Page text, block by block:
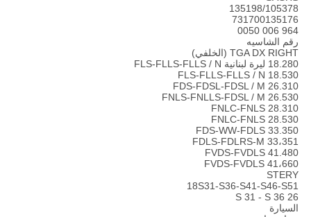
135198/105378
731700135176
964 006 0050
رقم الشاسيه
TGA DX RIGHT (الخلفي)
18.280 ليرة لبنانية FLS-FLLS-FLLS / N
18.530 FLS-FLLS-FLLS / N
26.310 FDS-FDSL-FDSL / M
26.530 FNLS-FNLLS-FDSL / M
28.310 FNLC-FNLS
28.530 FNLC-FNLS
33.350 FDS-WW-FDLS
33،351 FDLS-FDLRS-M
41.480 FVDS-FVDLS
41،660 FVDS-FVDLS
STERY
18S31-S36-S41-S46-S51
26 S 31 - S 36
السيارة